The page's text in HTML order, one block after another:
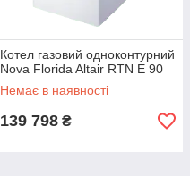
Котел газовий одноконтурний
Nova Florida Altair RTN E 90
Немає в наявності
139 798 ₴